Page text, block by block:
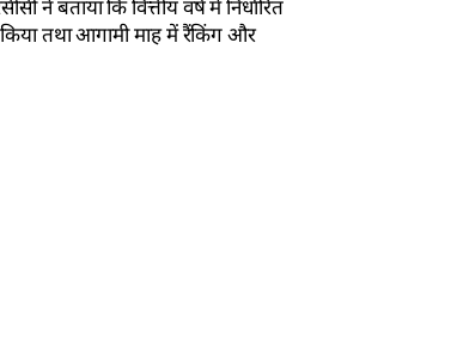
ने बताया कि वित्तीय वर्ष में निर्धारित
तथा आगामी माह में रैंकिंग और